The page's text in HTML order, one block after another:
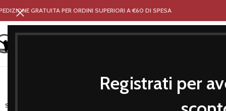
Registrati per
GRATUITA PER ORDINI SUPERIORI A €60 DI SPESA
HOMENEGOZIO
SOLD OUT